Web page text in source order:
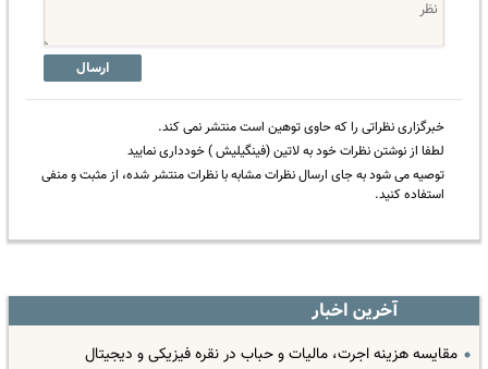
ارسال
خبرگزاری نظراتی را که حاوی توهین است منتشر نمی کند.
لطفا از نوشتن نظرات خود به لاتین (فینگیلیش ) خودداری نمایید
توصیه می شود به جای ارسال نظرات مشابه با نظرات منتشر شده، از مثبت و منفی
استفاده کنید.
آخرین اخبار
مقایسه هزینه اجرت، مالیات و حباب در نقره فیزیکی و دیجیتال